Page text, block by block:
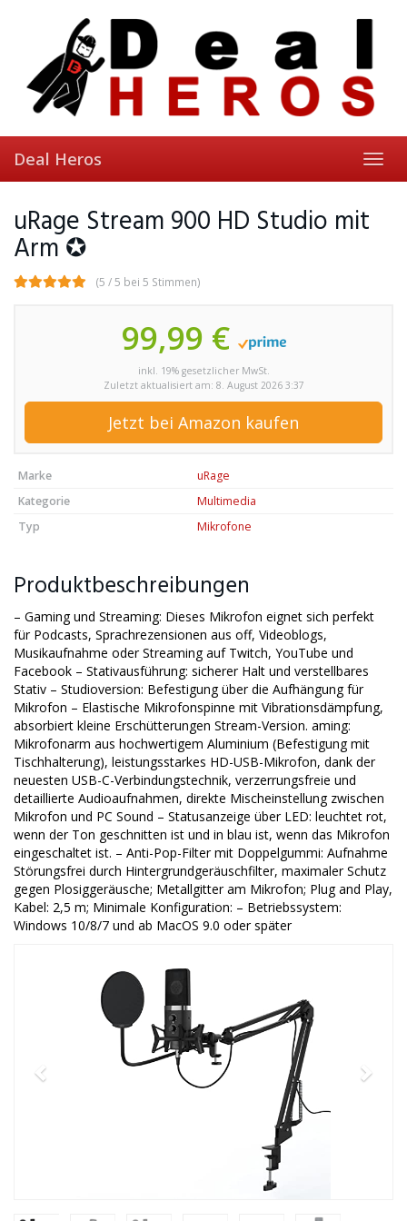
Deal Heros
uRage Stream 900 HD Studio mit
Arm ✪
(5 / 5 bei 5 Stimmen)
99,99 €
inkl. 19% gesetzlicher MwSt.
Zuletzt aktualisiert am: 8. August 2026 3:37
Jetzt bei Amazon kaufen
Marke
uRage
Kategorie
Multimedia
Typ
Mikrofone
Produktbeschreibungen
– Gaming und Streaming: Dieses Mikrofon eignet sich perfekt
für Podcasts, Sprachrezensionen aus off, Videoblogs,
Musikaufnahme oder Streaming auf Twitch, YouTube und
Facebook – Stativausführung: sicherer Halt und verstellbares
Stativ – Studioversion: Befestigung über die Aufhängung für
Mikrofon – Elastische Mikrofonspinne mit Vibrationsdämpfung,
absorbiert kleine Erschütterungen Stream-Version. aming:
Mikrofonarm aus hochwertigem Aluminium (Befestigung mit
Tischhalterung), leistungsstarkes HD-USB-Mikrofon, dank der
neuesten USB-C-Verbindungstechnik, verzerrungsfreie und
detaillierte Audioaufnahmen, direkte Mischeinstellung zwischen
Mikrofon und PC Sound – Statusanzeige über LED: leuchtet rot,
wenn der Ton geschnitten ist und in blau ist, wenn das Mikrofon
eingeschaltet ist. – Anti-Pop-Filter mit Doppelgummi: Aufnahme
Störungsfrei durch Hintergrundgeräuschfilter, maximaler Schutz
gegen Plosiggeräusche; Metallgitter am Mikrofon; Plug and Play,
Kabel: 2,5 m; Minimale Konfiguration: – Betriebssystem:
Windows 10/8/7 und ab MacOS 9.0 oder später